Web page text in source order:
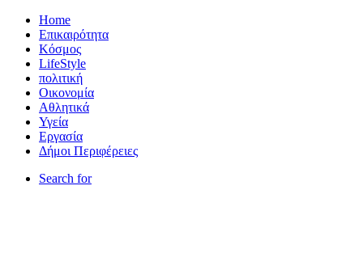
Home
Επικαιρότητα
Κόσμος
LifeStyle
πολιτική
Οικονομία
Αθλητικά
Υγεία
Εργασία
Δήμοι Περιφέρειες
Search for